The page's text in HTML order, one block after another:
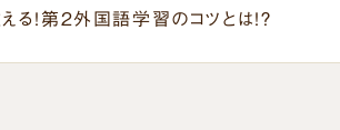
！第２外国語学習のコツとは！？